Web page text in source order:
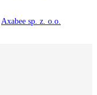
Axabee sp. z. o.o.